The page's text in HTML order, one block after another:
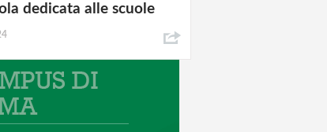
dedicata alle scuole